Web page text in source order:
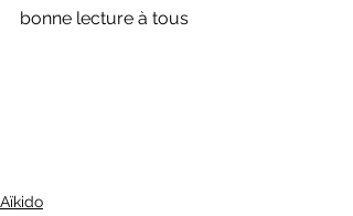
bonne lecture à tous
Aïkido